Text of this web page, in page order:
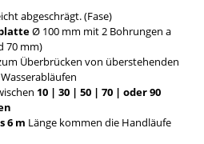
abgeschrägt. (Fase)
Ø 100 mm mit 2 Bohrungen a
70 mm)
Überbrücken von überstehenden
10 | 30 | 50 | 70 | oder 90
6 m Länge kommen die Handläufe